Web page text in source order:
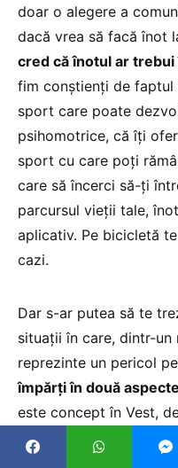
doar o alegere a
dacă vrea să facă înot
cred că înotul ar
fim conștienți de faptul
sport care poate
psihomotrice, că îți
sport cu care poți
care să încerci să-ți
parcursul vieții tale,
aplicativ. Pe bicicletă
cazi.
Dar s-ar putea să te
situații în care, dintr-un
reprezinte un pericol
împărți în două
este concept în Vest,
pentru că ei nu fac